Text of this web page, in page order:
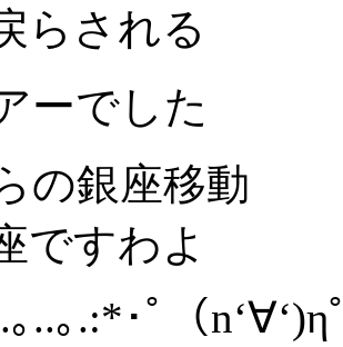
らされる
ーでした
の銀座移動
ですわよ
..｡.:*･ﾟ（